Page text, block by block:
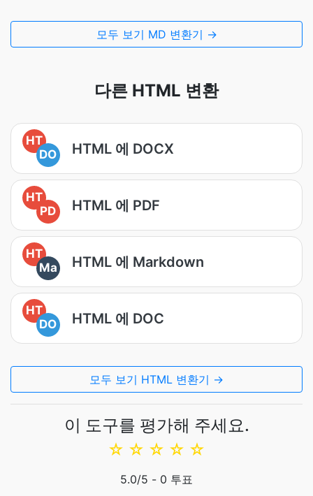
모두 보기 MD 변환기 →
다른 HTML 변환
HT
DO
HTML 에 DOCX
HT
PD
HTML 에 PDF
HT
Ma
HTML 에 Markdown
HT
DO
HTML 에 DOC
모두 보기 HTML 변환기 →
이 도구를 평가해 주세요.
☆
☆
☆
☆
☆
5.0/5 - 0 투표